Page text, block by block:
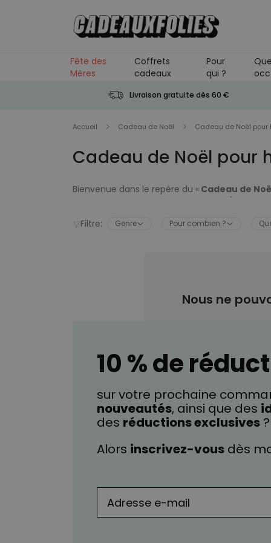
Fête des
Mères
Coffrets
cadeaux
Pour
qui ?
Livraison gratuite dès 60 €
Accueil Cadeau de Noël Cadeau de Noël pour
Cadeau de Noël pour
Bienvenue dans le repère du « Cadeau de
fantastiques les unes que les autres (plus
Que pensez-vous de la guillotine à saucisson
Filtre: Genre Pour combien ?
Nous ne
10 % de
sur votre prochaine
nouveautés, ainsi que des
des réductions exclusives ?
Alors inscrivez-vous dès